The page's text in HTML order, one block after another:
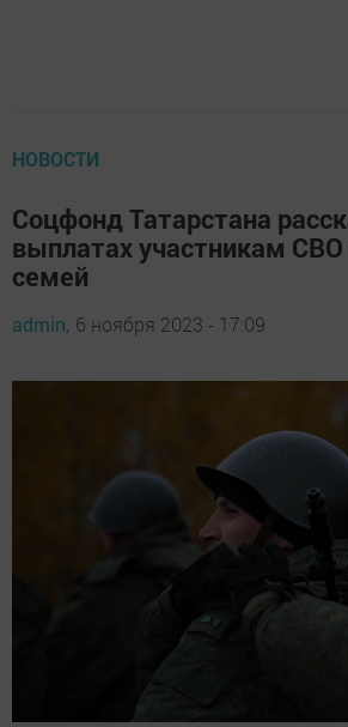
НОВОСТИ
Соцфонд Татарстана
выплатах участникам
семей
admin, 6 ноября 2023 - 17:09